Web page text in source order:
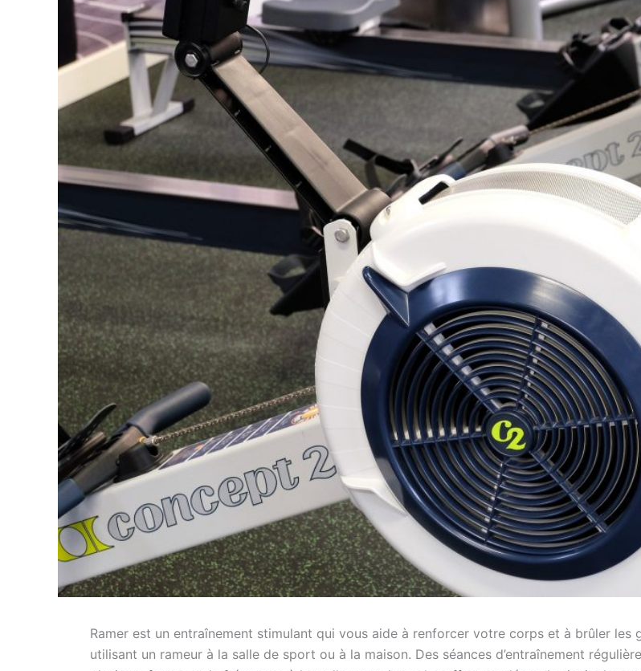
Ramer est un entraînement stimulant qui vous aide à renforcer votre corps et à brûler les
utilisant un rameur à la salle de sport ou à la maison. Des séances d’entraînement